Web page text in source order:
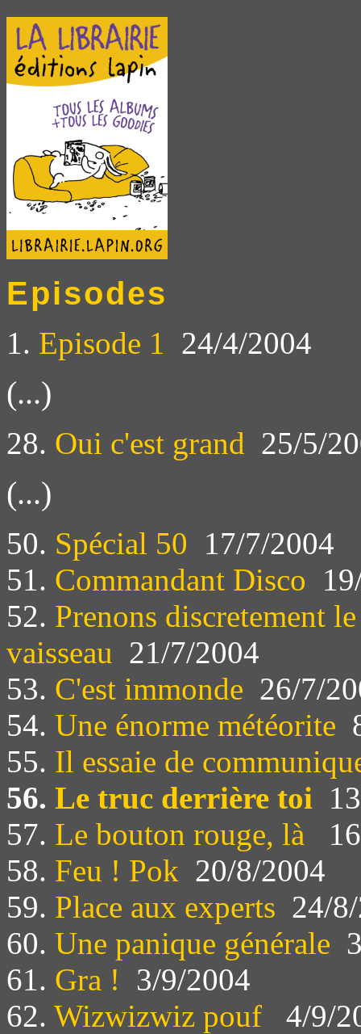
Episodes
1. Episode 1 24/4/2004
(...)
28. Oui c'est grand 25/5/
(...)
50. Spécial 50 17/7/2004
51. Commandant Disco
52. Prenons discretement
vaisseau 21/7/2004
53. C'est immonde 26/7/
54. Une énorme météorite
55. Il essaie de
56. Le truc derrière toi
57. Le bouton rouge, là
58. Feu ! Pok 20/8/2004
59. Place aux experts 24/
60. Une panique générale
61. Gra ! 3/9/2004
62. Wizwizwiz pouf 4/9/